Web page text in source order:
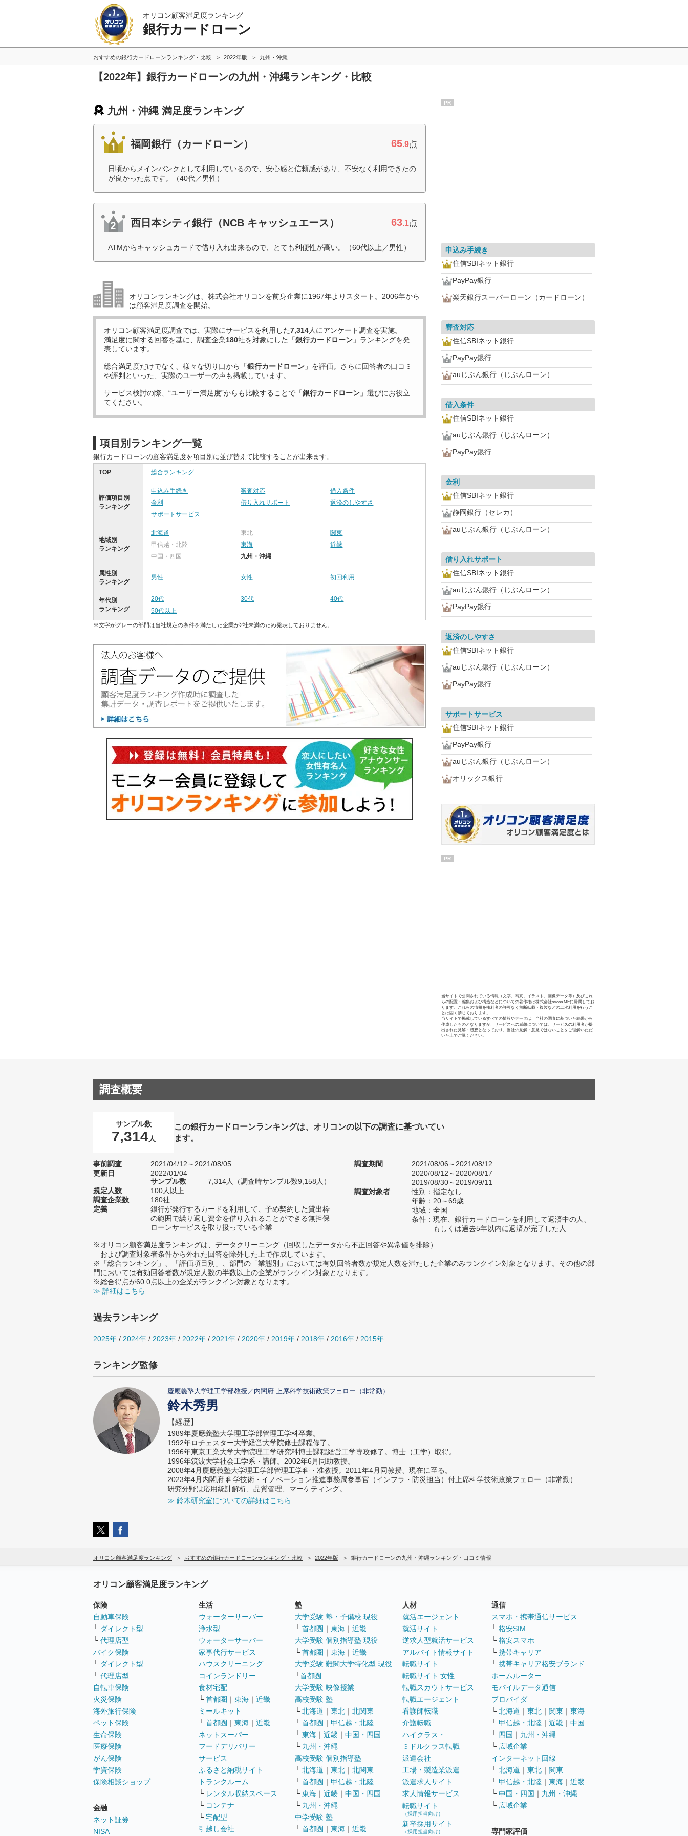
オリコン顧客満足度ランキング
銀行カードローン
おすすめの銀行カードローンランキング・比較 2022年版 九州・沖縄
【2022年】銀行カードローンの九州・沖縄ランキング・比較
九州・沖縄 満足度ランキング
福岡銀行（カードローン） 65.9点
日頃からメインバンクとして利用しているので、安心感と信頼感があり、不安なく利用できたの
が良かった点です。（40代／男性）
西日本シティ銀行（NCB キャッシュエース） 63.1点
ATMからキャッシュカードで借り入れ出来るので、とても利便性が高い。（60代以上／男性）
オリコンランキングは、株式会社オリコンを前身企業に1967年よりスタート。2006年から
は顧客満足度調査を開始。
オリコン顧客満足度調査では、実際にサービスを利用した7,314人にアンケート調査を実施。
満足度に関する回答を基に、調査企業180社を対象にした「銀行カードローン 」ランキングを発
表しています。
総合満足度だけでなく、様々な切り口から「銀行カードローン 」を評価。さらに回答者の口コミ
や評判といった、実際のユーザーの声も掲載しています。
サービス検討の際、“ユーザー満足度”からも比較することで「銀行カードローン 」選びにお役立
てください。
項目別ランキング一覧
銀行カードローンの顧客満足度を項目別に並び替えて比較することが出来ます。
TOP 総合ランキング
評価項目別
ランキング
申込み手続き 審査対応
借入条件
金利
借り入れサポート
返済のしやすさ
サポートサービス
地域別
ランキング
北海道 東北
関東
甲信越・北陸
東海
近畿
中国・四国
九州・沖縄
属性別
ランキング
男性 女性 初回利用
年代別
ランキング
20代 30代
40代
50代以上
※文字がグレーの部門は当社規定の条件を満たした企業が2社未満のため発表しておりません。
PR
申込み手続き
住信SBIネット銀行
PayPay銀行
楽天銀行スーパーローン（カードローン）
審査対応
住信SBIネット銀行
PayPay銀行
auじぶん銀行（じぶんローン）
借入条件
住信SBIネット銀行
auじぶん銀行（じぶんローン）
PayPay銀行
金利
住信SBIネット銀行
静岡銀行（セレカ）
auじぶん銀行（じぶんローン）
借り入れサポート
住信SBIネット銀行
auじぶん銀行（じぶんローン）
PayPay銀行
返済のしやすさ
住信SBIネット銀行
auじぶん銀行（じぶんローン）
PayPay銀行
サポートサービス
住信SBIネット銀行
PayPay銀行
auじぶん銀行（じぶんローン）
オリックス銀行
PR
当サイトで公開されている情報（文字、写真、イラスト、画像データ等）及びこれ
らの配置・編集および構造などについての著作権は株式会社oricon MEに帰属してお
ります。これらの情報を権利者の許可なく無断転載・複製などの二次利用を行うこ
とは固く禁じております。
当サイトで掲載しているすべての情報やデータは、当社の調査に基づいた結果から
作成したものとなりますが、サービスへの感想については、サービスの利用者が提
出された見解・感想となっており、当社の見解・意見ではないことをご理解いただ
いた上でご覧ください。
調査概要
サンプル数
7,314人
この銀行カードローンランキングは、オリコンの以下の調査に基づいてい
ます。
事前調査
2021/04/12～2021/08/05
更新日
2022/01/04
サンプル数
7,314人（調査時サンプル数9,158人）
規定人数
100人以上
調査企業数
180社
定義
銀行が発行するカードを利用して、予め契約した貸出枠
の範囲で繰り返し資金を借り入れることができる無担保
ローンサービスを取り扱っている企業
調査期間
2021/08/06～2021/08/12
2020/08/12～2020/08/17
2019/08/30～2019/09/11
調査対象者
性別：指定なし
年齢：20～69歳
地域：全国
条件：現在、銀行カードローンを利用して返済中の人、
もしくは過去5年以内に返済が完了した人
※オリコン顧客満足度ランキングは、データクリーニング（回収したデータから不正回答や異常値を排除）
および調査対象者条件から外れた回答を除外した上で作成しています。
※「総合ランキング」、「評価項目別」、部門の「業態別」においては有効回答者数が規定人数を満たした企業のみランクイン対象となります。その他の部
門においては有効回答者数が規定人数の半数以上の企業がランクイン対象となります。
※総合得点が60.0点以上の企業がランクイン対象となります。
≫ 詳細はこちら
過去ランキング
2025年 / 2024年 / 2023年 / 2022年 / 2021年 / 2020年 / 2019年 / 2018年 / 2016年 / 2015年
ランキング監修
慶應義塾大学理工学部教授／内閣府 上席科学技術政策フェロー（非常勤）
鈴木秀男
【経歴】
1989年慶應義塾大学理工学部管理工学科卒業。
1992年ロチェスター大学経営大学院修士課程修了。
1996年東京工業大学大学院理工学研究科博士課程経営工学専攻修了。博士（工学）取得。
1996年筑波大学社会工学系・講師。2002年6月同助教授。
2008年4月慶應義塾大学理工学部管理工学科・准教授。2011年4月同教授、現在に至る。
2023年4月内閣府 科学技術・イノベーション推進事務局参事官（インフラ・防災担当）付上席科学技術政策フェロー（非常勤）
研究分野は応用統計解析、品質管理、マーケティング。
≫ 鈴木研究室についての詳細はこちら
オリコン顧客満足度ランキング おすすめの銀行カードローンランキング・比較 2022年版 銀行カードローンの九州・沖縄ランキング・口コミ情報
オリコン顧客満足度ランキング
保険
自動車保険
└ ダイレクト型
└ 代理店型
バイク保険
└ ダイレクト型
└ 代理店型
自転車保険
火災保険
海外旅行保険
ペット保険
生命保険
医療保険
がん保険
学資保険
保険相談ショップ
金融
ネット証券
NISA
生活
ウォーターサーバー
浄水型
ウォーターサーバー
家事代行サービス
ハウスクリーニング
コインランドリー
食材宅配
└ 首都圏 ｜ 東海 ｜ 近畿
ミールキット
└ 首都圏 ｜ 東海 ｜ 近畿
ネットスーパー
フードデリバリー
サービス
ふるさと納税サイト
トランクルーム
└ レンタル収納スペース
└ コンテナ
└ 宅配型
引越し会社
塾
大学受験 塾・予備校 現役
└ 首都圏 ｜ 東海 ｜ 近畿
大学受験 個別指導塾 現役
└ 首都圏 ｜ 東海 ｜ 近畿
大学受験 難関大学特化型 現役
└首都圏
大学受験 映像授業
高校受験 塾
└ 北海道 ｜ 東北 ｜ 北関東
└ 首都圏 ｜ 甲信越・北陸
└ 東海 ｜ 近畿 ｜ 中国・四国
└ 九州・沖縄
高校受験 個別指導塾
└ 北海道 ｜ 東北 ｜ 北関東
└ 首都圏 ｜ 甲信越・北陸
└ 東海 ｜ 近畿 ｜ 中国・四国
└ 九州・沖縄
中学受験 塾
└ 首都圏 ｜ 東海 ｜ 近畿
人材
就活エージェント
就活サイト
逆求人型就活サービス
アルバイト情報サイト
転職サイト
転職サイト 女性
転職スカウトサービス
転職エージェント
看護師転職
介護転職
ハイクラス・
ミドルクラス転職
派遣会社
工場・製造業派遣
派遣求人サイト
求人情報サービス
転職サイト
（採用担当向け）
新卒採用サイト
（採用担当向け）
通信
スマホ・携帯通信サービス
└ 格安SIM
└ 格安スマホ
└ 携帯キャリア
└ 携帯キャリア格安ブランド
ホームルーター
モバイルデータ通信
プロバイダ
└ 北海道 ｜ 東北 ｜ 関東 ｜ 東海
└ 甲信越・北陸 ｜ 近畿 ｜ 中国
└ 四国 ｜ 九州・沖縄
└ 広域企業
インターネット回線
└ 北海道 ｜ 東北 ｜ 関東
└ 甲信越・北陸 ｜ 東海 ｜ 近畿
└ 中国・四国 ｜ 九州・沖縄
└ 広域企業
専門家評価